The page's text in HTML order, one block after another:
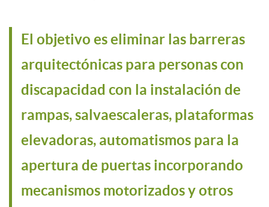
El objetivo es eliminar las barreras
arquitectónicas para personas con
discapacidad con la instalación de
rampas, salvaescaleras, plataformas
elevadoras, automatismos para la
apertura de puertas incorporando
mecanismos motorizados y otros